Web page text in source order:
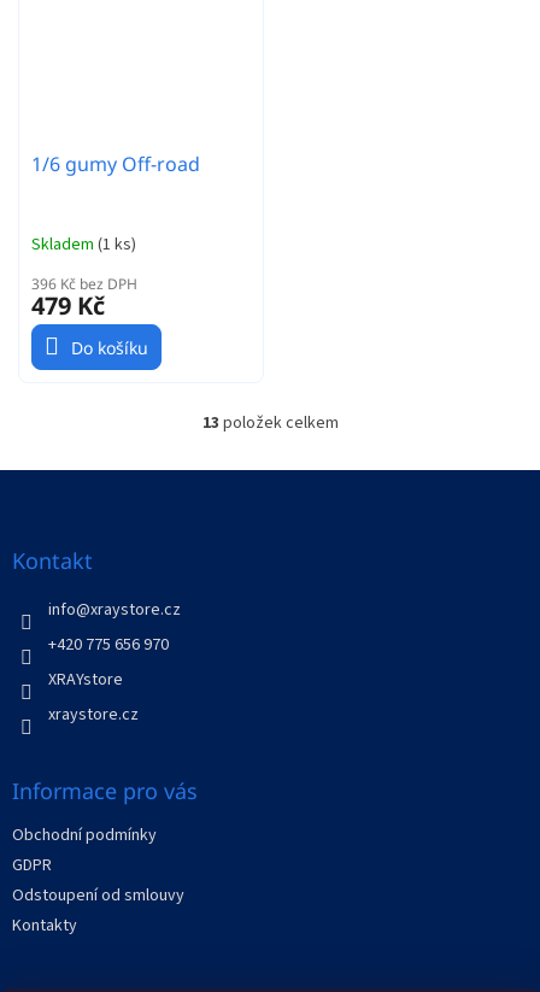
1/6 gumy Off-road
Skladem (1 ks)
396 Kč bez DPH
479 Kč
Do košíku
O
l
13 položek celkem
Z
Kontakt
info@xraystore.cz
+420 775 656 970
XRAYstore
xraystore.cz
Informace pro vás
Obchodní podmínky
GDPR
Odstoupení od smlouvy
Kontakty